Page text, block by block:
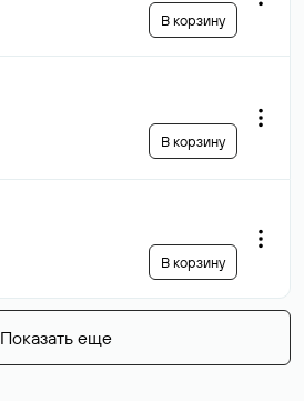
В корзину
В корзину
В корзину
Показать еще